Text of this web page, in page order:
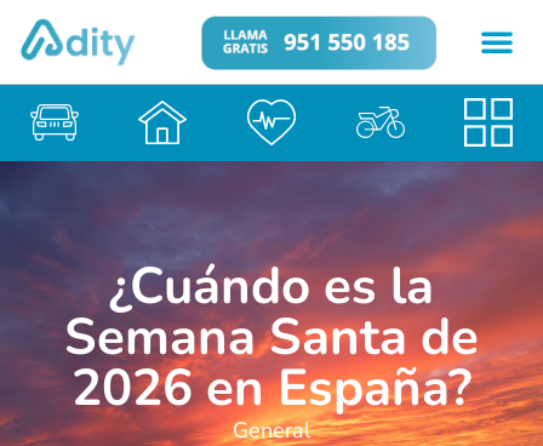
¿Cuándo es la
Semana Santa de
2026 en España?
General